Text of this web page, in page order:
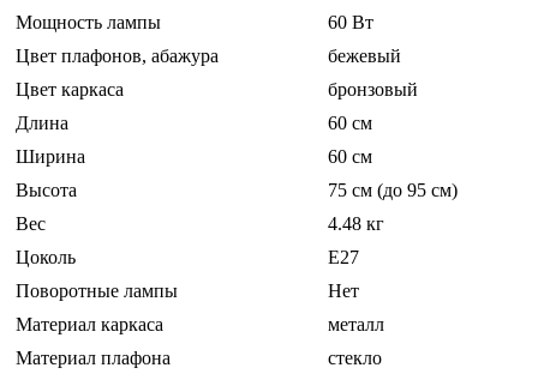
Мощность лампы
60 Вт
Цвет плафонов, абажура
бежевый
Цвет каркаса
бронзовый
Длина
60 см
Ширина
60 см
Высота
75 см (до 95 см)
Вес
4.48 кг
Цоколь
E27
Поворотные лампы
Нет
Материал каркаса
металл
Материал плафона
стекло